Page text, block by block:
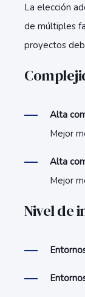
La elección
de múltiples
proyectos
Alta
Mejor
Alta
Mejor
Nivel de